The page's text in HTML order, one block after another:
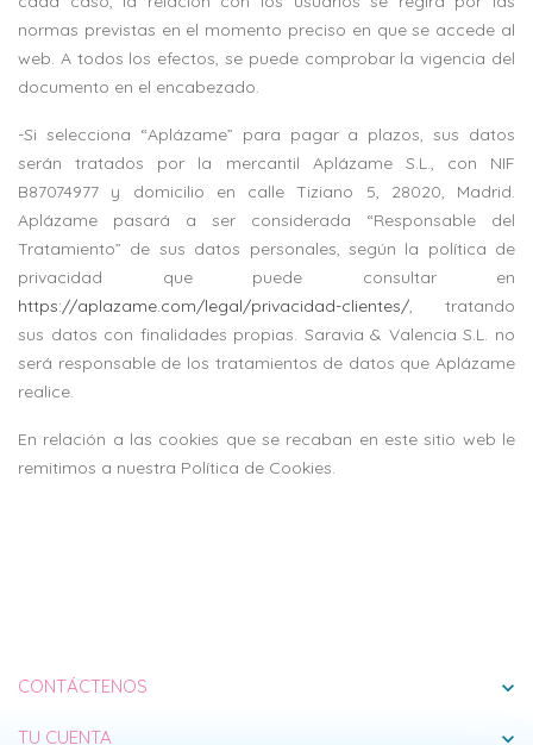
normas previstas en el momento preciso en que se accede al
web. A todos los efectos, se puede comprobar la vigencia del
documento en el encabezado.
-Si selecciona “Aplázame” para pagar a plazos, sus datos
serán tratados por la mercantil Aplázame S.L., con NIF
B87074977 y domicilio en calle Tiziano 5, 28020, Madrid.
Aplázame pasará a ser considerada “Responsable del
Tratamiento” de sus datos personales, según la política de
privacidad que puede consultar en
https://aplazame.com/legal/privacidad-clientes/, tratando
sus datos con finalidades propias. Saravia & Valencia S.L. no
será responsable de los tratamientos de datos que Aplázame
realice.
En relación a las cookies que se recaban en este sitio web le
remitimos a nuestra Política de Cookies.
CONTÁCTENOS expand_more
TU CUENTA expand_more